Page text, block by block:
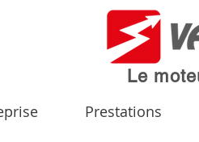
Le
Prestations